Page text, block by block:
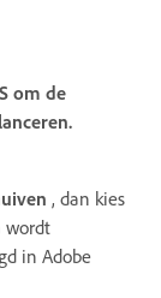
om de
, dan kies
wordt
in Adobe